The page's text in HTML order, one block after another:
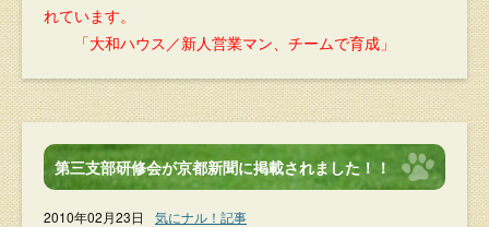
れています。
「大和ハウス／新人営業マン、チームで育成」
第三支部研修会が京都新聞に掲載されました！！
2010年02月23日 気にナル！記事